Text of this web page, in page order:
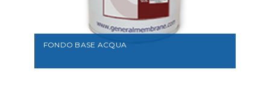
VEDI
FONDO BASE ACQUA